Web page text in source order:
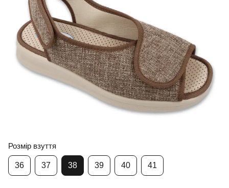
Розмір взуття
36 37 38 39 40 41